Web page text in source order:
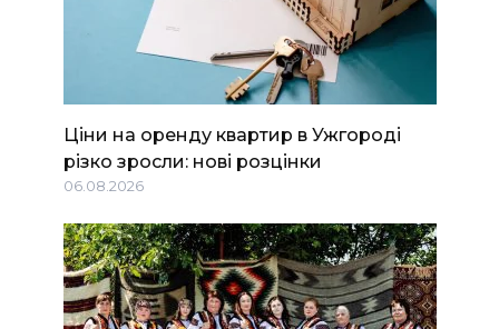
Ціни на оренду квартир в Ужгороді
різко зросли: нові розцінки
06.08.2026